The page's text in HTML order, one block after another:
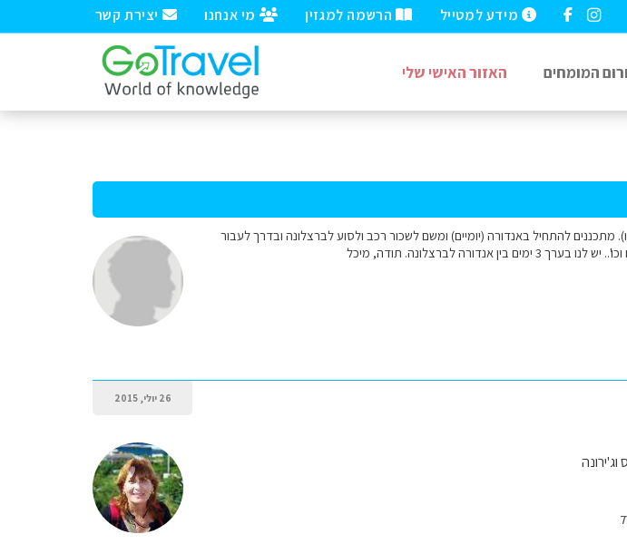
יצירת קשר מי אנחנו הרשמה למגזין מידע למטייל
המומחים האזור האישי שלי
מתכננים להתחיל באנדורה (יומיים) ומשם לשכור רכב ולסוע לברצלונה ובדרך לעבור
לברצלונה. תודה, מיכל
26 יולי, 2015